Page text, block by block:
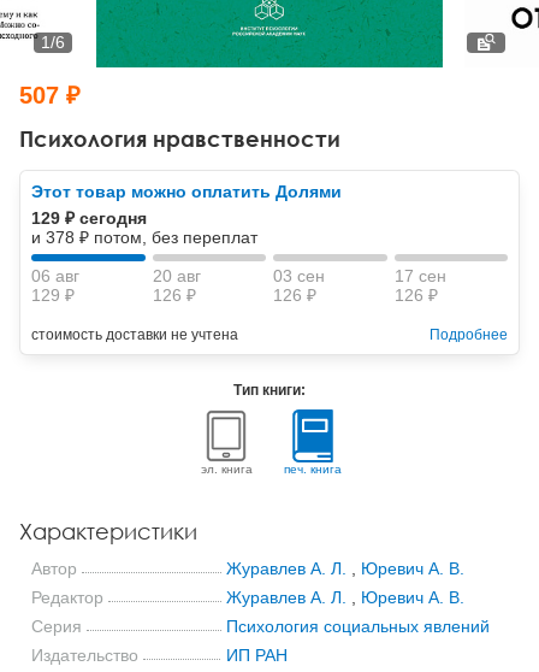
Тревожные расстройства, панические атаки
Психодрама
Другие направления психотерапии
Классический, эриксоновский гипноз и НЛП
НЛП
Психология труда и эргономика
Социальная психология
Социальная и организационная психология
Классический и юнгианский психоанализ
Психология нравственности
1/6
507 ₽
Этот товар можно оплатить Долями
129 ₽ сегодня
и 378 ₽ потом, без переплат
06 авг
129 ₽
20 авг
126 ₽
03 сен
126 ₽
17 сен
126 ₽
стоимость доставки не учтена Подробнее
Тип книги:
эл. книга печ. книга
Характеристики
Автор Журавлев А. Л.
Юревич А. В.
Редактор
Журавлев А. Л.
Юревич А. В.
Серия
Психология социальных явлений
Издательство
ИП РАН